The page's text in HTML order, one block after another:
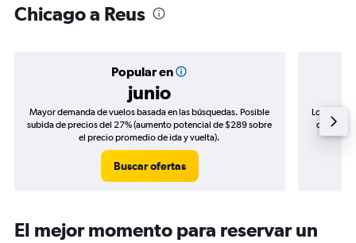
Chicago a Reus
Popular en
junio
Mayor demanda de vuelos basada en las búsquedas. Posible
subida de precios del 27% (aumento potencial de $289 sobre
el precio promedio de ida y vuelta).
Buscar ofertas
Los
de
El mejor momento para reservar un